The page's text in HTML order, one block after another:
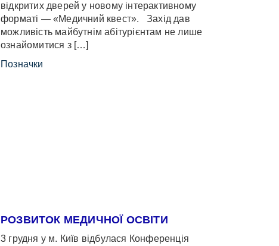
відкритих дверей у новому інтерактивному
форматі — «Медичний квест». Захід дав
можливість майбутнім абітурієнтам не лише
ознайомитися з […]
Позначки
РОЗВИТОК МЕДИЧНОЇ ОСВІТИ
3 грудня у м. Київ відбулася Конференція